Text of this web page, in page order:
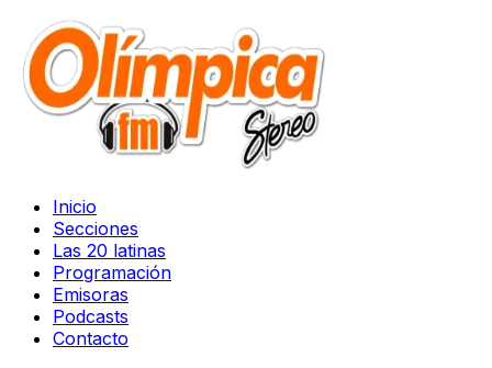
Inicio
Secciones
Las 20 latinas
Programación
Emisoras
Podcasts
Contacto